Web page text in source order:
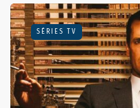
SÉRIES TV